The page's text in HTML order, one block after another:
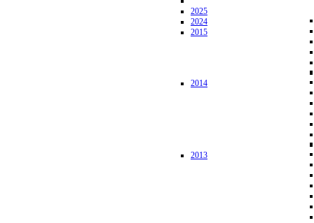
2025
2024
2015
2014
2013